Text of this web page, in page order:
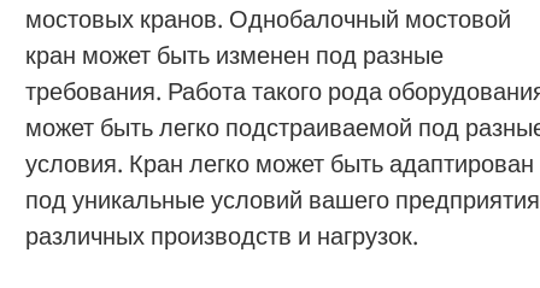
мостовых кранов. Однобалочный мостовой
кран может быть изменен под разные
требования. Работа такого рода
может быть легко подстраиваемой под
условия. Кран легко может быть адаптирован
под уникальные условий вашего
различных производств и нагрузок.